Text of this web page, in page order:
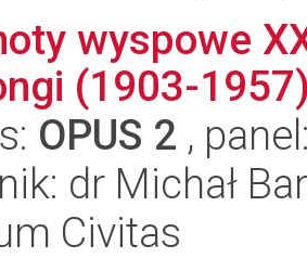
wyspowe
(1903-
OPUS 2 ,
dr Michał
Civitas